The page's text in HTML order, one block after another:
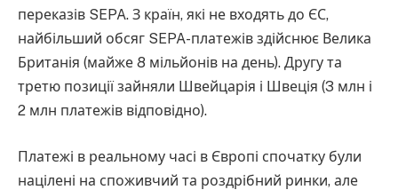
переказів SEPA. З країн, які не входять до ЄС,
найбільший обсяг SEPA-платежів здійснює Велика
Британія (майже 8 мільйонів на день). Другу та
третю позиції зайняли Швейцарія і Швеція (3 млн і
2 млн платежів відповідно).
Платежі в реальному часі в Європі спочатку були
націлені на споживчий та роздрібний ринки, але